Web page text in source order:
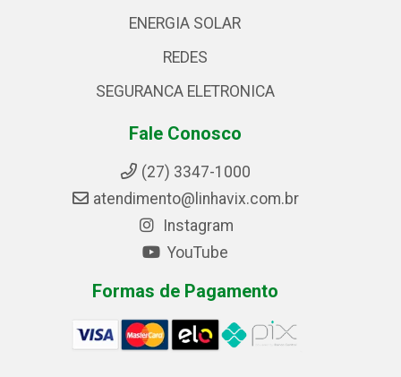
ENERGIA SOLAR
REDES
SEGURANCA ELETRONICA
Fale Conosco
(27) 3347-1000
atendimento@linhavix.com.br
Instagram
YouTube
Formas de Pagamento